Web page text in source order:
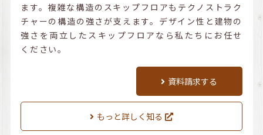
ます。複雑な構造のスキップフロアもテクノストラク
チャーの構造の強さが支えます。デザイン性と建物の
強さを両立したスキップフロアなら私たちにお任せ
ください。
資料請求する
もっと詳しく知る